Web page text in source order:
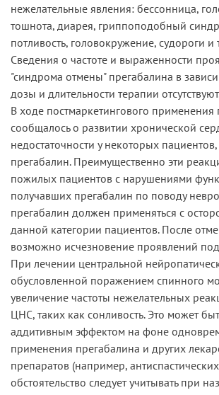
нежелательные явления: бессонница,
тошнота, диарея, гриппоподобный
потливость, головокружение, судороги и
Сведения о частоте и выраженности
"синдрома отмены" прегабалина в
дозы и длительности терапии
В ходе постмаркетингового применения
сообщалось о развитии хронической
недостаточности у некоторых
прегабалин. Преимущественно эти
пожилых пациентов с нарушениями
получавших прегабалин по поводу
прегабалин должен применяться с
данной категории пациентов. После
возможно исчезновение проявлений
При лечении центральной
обусловленной поражением спинного
увеличение частоты нежелательных
ЦНС, таких как сонливость. Это может
аддитивным эффектом на фоне
применения прегабалина и других
препаратов (например,
обстоятельство следует учитывать при